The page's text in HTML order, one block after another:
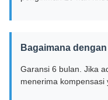
Bagaimana
Garansi 6 bulan. Jika
menerima kompensasi